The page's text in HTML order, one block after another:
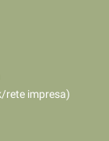
rete impresa)